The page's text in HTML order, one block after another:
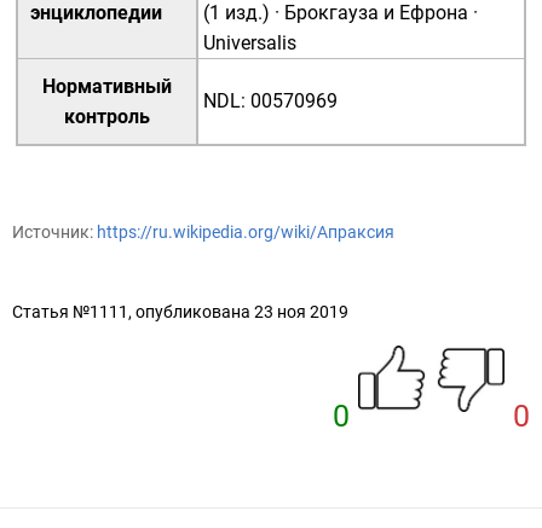
энциклопедии
(1 изд.) · Брокгауза и Ефрона ·
Universalis
Нормативный
контроль
NDL: 00570969
Источник: https://ru.wikipedia.org/wiki/Апраксия
Статья №1111, опубликована 23 ноя 2019
0 0